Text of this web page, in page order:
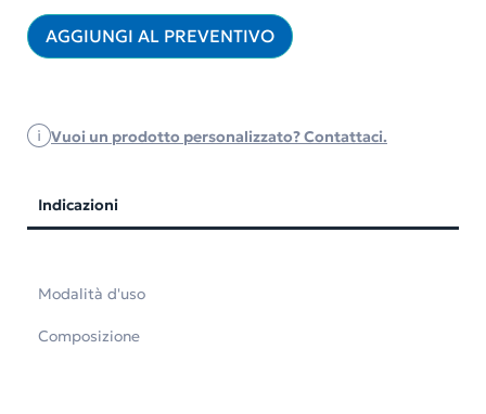
AGGIUNGI AL PREVENTIVO
Vuoi un prodotto personalizzato? Contattaci.
Indicazioni
Modalità d'uso
Composizione